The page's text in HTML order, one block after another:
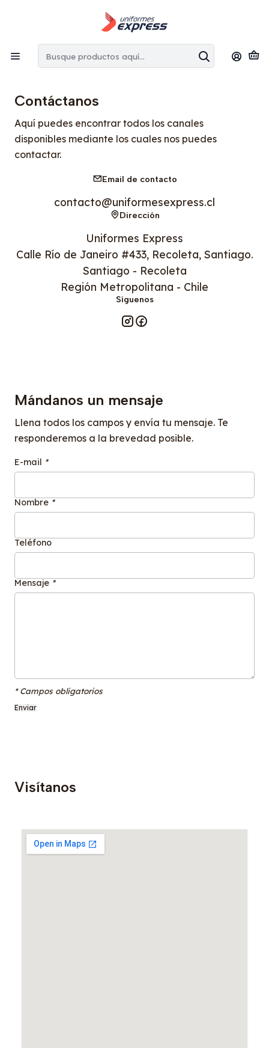
en la Región Metropolitana por copras superiores
Inicio Contacto
Contáctanos
Aquí puedes encontrar todos los canales
disponibles mediante los cuales nos puedes
contactar.
Email de contacto
contacto@uniformesexpress.cl
Dirección
Uniformes Express
Calle Río de Janeiro #433, Recoleta, Santiago.
Santiago - Recoleta
Región Metropolitana - Chile
Síguenos
Mándanos un mensaje
Llena todos los campos y envía tu mensaje. Te
responderemos a la brevedad posible.
E-mail *
Nombre *
Teléfono
Mensaje *
* Campos obligatorios
Visítanos